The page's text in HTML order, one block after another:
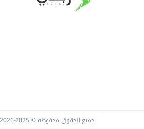
جميع الحقوق محفوظة © 2025-2026 منصة ربحي